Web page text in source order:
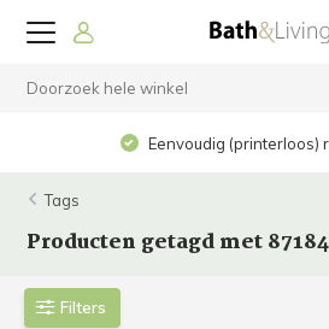
Eenvoudig (printerloos)
Tags
Producten getagd met
Filters